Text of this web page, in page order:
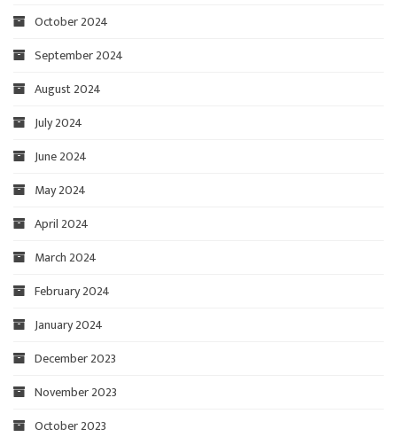
October 2024
September 2024
August 2024
July 2024
June 2024
May 2024
April 2024
March 2024
February 2024
January 2024
December 2023
November 2023
October 2023